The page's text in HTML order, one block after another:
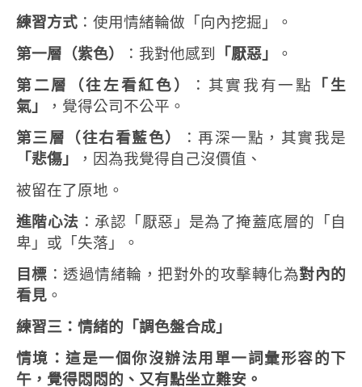
練習方式 ：使用情緒輪做「向內挖掘」。
第一層（紫色）
：我對他感到 「厭惡」
。
第二層（往左看紅色）
：其實我有一點
「生
氣」
，覺得公司不公平。
第三層（往右看藍色）
：再深一點，其實我是
「悲傷」
，因為我覺得自己沒價值、
被留在了原地。
進階心法 ：承認「厭惡」是為了掩蓋底層的「自
卑」或「失落」。
目標 ：透過情緒輪，把對外的攻擊轉化為對內的
看見 。
練習三：情緒的「調色盤合成」
情境：這是一個你沒辦法用單一詞彙形容的下
午，覺得悶悶的、又有點坐立難安。